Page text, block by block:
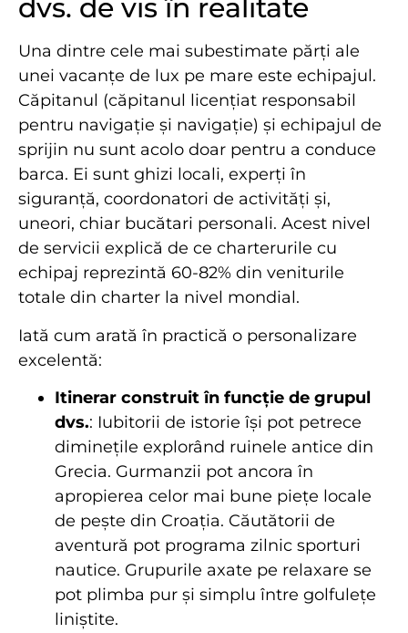
dvs. de vis în realitate
Una dintre cele mai subestimate părți ale
unei vacanțe de lux pe mare este echipajul.
Căpitanul (căpitanul licențiat responsabil
pentru navigație și navigație) și echipajul de
sprijin nu sunt acolo doar pentru a conduce
barca. Ei sunt ghizi locali, experți în
siguranță, coordonatori de activități și,
uneori, chiar bucătari personali. Acest nivel
de servicii explică de ce charterurile cu
echipaj reprezintă 60-82% din veniturile
totale din charter la nivel mondial.
Iată cum arată în practică o personalizare
excelentă:
Itinerar construit în funcție de grupul
dvs.: Iubitorii de istorie își pot petrece
diminețile explorând ruinele antice din
Grecia. Gurmanzii pot ancora în
apropierea celor mai bune piețe locale
de pește din Croația. Căutătorii de
aventură pot programa zilnic sporturi
nautice. Grupurile axate pe relaxare se
pot plimba pur și simplu între golfulețe
liniștite.